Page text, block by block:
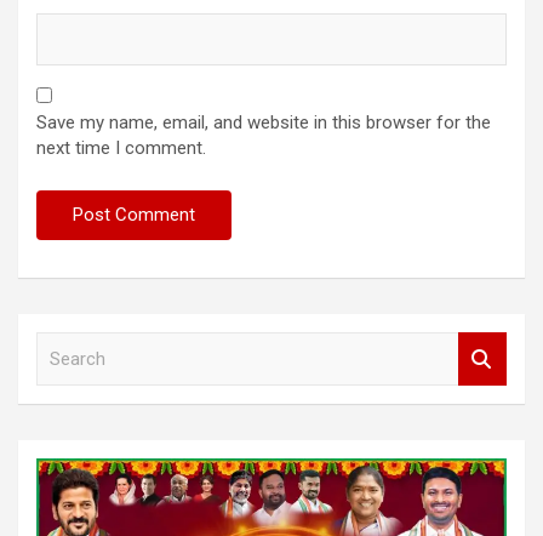
Save my name, email, and website in this browser for the
next time I comment.
h